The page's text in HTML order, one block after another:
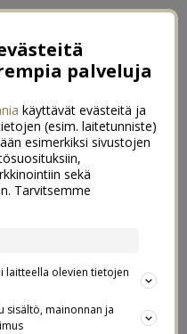
palveluja
käyttävät evästeitä ja
(esim. laitetunniste)
esimerkiksi sivustojen
sekä
Tarvitsemme
laitteella olevien tietojen
sisältö, mainonnan ja